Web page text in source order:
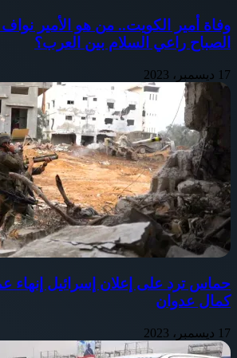
وفاة أمير الكويت.. من هو الأمير نواف
الصباح راعي السلام بين العرب؟
17 ديسمبر، 2023
حماس ترد على إعلان إسرائيل إنهاء
كمال عدوان
17 ديسمبر، 2023